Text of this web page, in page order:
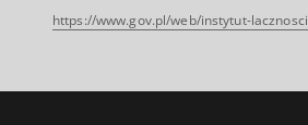
https://www.gov.pl/web/instytut-lacznosci